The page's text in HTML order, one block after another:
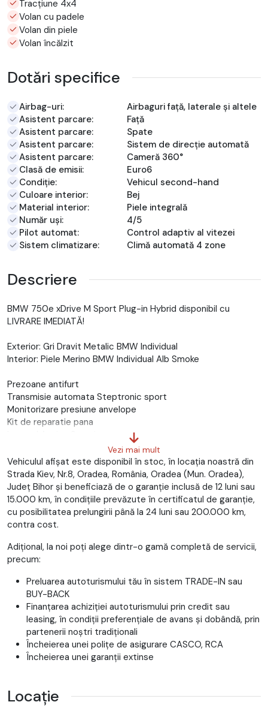
Tracțiune 4x4
Volan cu padele
Volan din piele
Volan încălzit
Dotări specifice
Airbag-uri:
Airbaguri față, laterale și altele
Asistent parcare:
Față
Asistent parcare:
Spate
Asistent parcare:
Sistem de direcție automată
Asistent parcare:
Cameră 360°
Clasă de emisii:
Euro6
Condiție:
Vehicul second-hand
Culoare interior:
Bej
Material interior:
Piele integrală
Număr uși:
4/5
Pilot automat:
Control adaptiv al vitezei
Sistem climatizare:
Climă automată 4 zone
Descriere
BMW 750e xDrive M Sport Plug-in Hybrid disponibil cu
LIVRARE IMEDIATĂ!
Exterior: Gri Dravit Metalic BMW Individual
Interior: Piele Merino BMW Individual Alb Smoke
Prezoane antifurt
Transmisie automata Steptronic sport
Monitorizare presiune anvelope
Kit de reparatie pana
Parasolare electrice
Triunghi reflectorizant si trusa de prim ajutor
Bancheta spate rabatabila
Protectie acustica pentru pietoni
BMW IconicSounds Electric
Driving Assistant
DAB tuner
Teleservices
Servicii BMW ConnectedDrive
Pachet Connected Professional
Tava incarcare wireless
Personal eSIM
BMW Live Cockpit Professional
Interactiune BMW Natural
Frane M Sport, negru lucios
Scaune fata incalzite si ventilate
Vezi mai mult
Vehiculul afișat este disponibil în stoc, în locația noastră din
Strada Kiev, Nr.8, Oradea, România, Oradea (Mun. Oradea),
Județ Bihor și beneficiază de o garanție inclusă de 12 luni sau
15.000 km, în condițiile prevăzute în certificatul de garanție,
cu posibilitatea prelungirii până la 24 luni sau 200.000 km,
contra cost.
Adițional, la noi poți alege dintr-o gamă completă de servicii,
precum:
Preluarea autoturismului tău în sistem TRADE-IN sau
BUY-BACK
Finanțarea achiziției autoturismului prin credit sau
leasing, în condiții preferențiale de avans și dobândă, prin
partenerii noștri tradiționali
Încheierea unei polițe de asigurare CASCO, RCA
Încheierea unei garanții extinse
Locație